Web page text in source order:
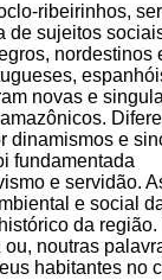
ribeirinhos,
de sujeitos
nordestinos
novas e
dinamismos e
fundamentada
e servidão.
e social
da
ou, noutras
habitantes no